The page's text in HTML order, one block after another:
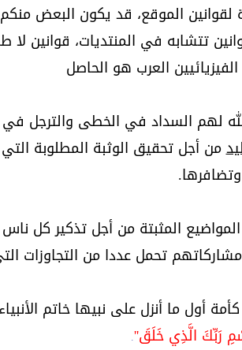
لقوانين الموقع، قد يكون البعض
تتشابه في المنتديات، قوانين لا
العرب هو الحاصل
لهم السداد في الخطى والترجل
من أجل تحقيق الوثبة المطلوبة
وتضافرها.
المثبتة من أجل تذكير كل
تحمل عددا من التجاوزات
أول ما أنزل على نبيها خاتم
رَبِّكَ الَّذِي خَلَقَ''.